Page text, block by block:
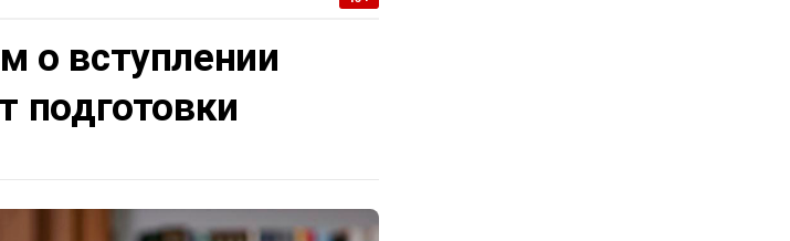
о вступлении
подготовки